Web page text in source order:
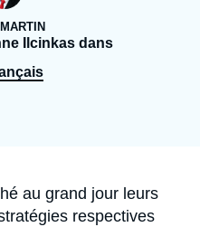
Ilcinkas dans
au grand jour leurs
respectives